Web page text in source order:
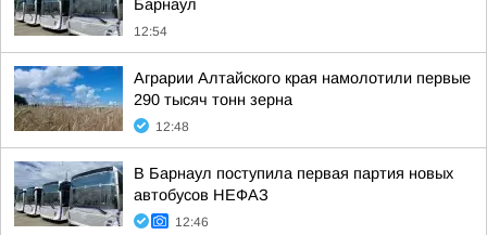
Барнаул
12:54
Аграрии Алтайского края намолотили первые
290 тысяч тонн зерна
12:48
В Барнаул поступила первая партия новых
автобусов НЕФАЗ
12:46